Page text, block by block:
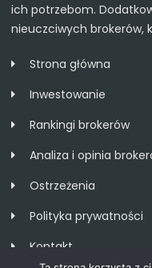
ich potrzebom.
nieuczciwych brokerów,
Strona główna
Inwestowanie
Rankingi brokerów
Analiza i opinia
Ostrzeżenia
Polityka prywatności
Kontakt